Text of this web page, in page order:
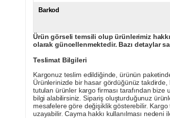
Barkod
Ürün görseli temsili olup ürünlerimiz
olarak güncellenmektedir. Bazı detaylar
Teslimat Bilgileri
Kargonuz teslim edildiğinde, ürünün
Ürünlerinizde bir hasar gördüğünüz takdirde,
tutulan ürünler kargo firması tarafından bize
bilgi alabilirsiniz. Sipariş oluşturduğunuz
mesafelere göre değişiklik gösterebilir.
uzayabilir. Cayma hakkı kullanılması